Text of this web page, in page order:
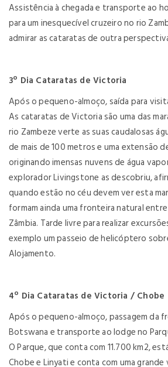
Assistência à chegada e transporte ao
para um inesquecível cruzeiro no rio
admirar as cataratas de outra
3º Dia Cataratas de Victoria
Após o pequeno-almoço, saída para
As cataratas de Victoria são uma das
rio Zambeze verte as suas caudalosas
de mais de 100 metros e uma extensão
originando imensas nuvens de água
explorador Livingstone as descobriu,
quando estão no céu devem ver esta
formam ainda uma fronteira natural
Zâmbia. Tarde livre para realizar
exemplo um passeio de helicóptero
Alojamento.
4º Dia Cataratas de Victoria / Chobe
Após o pequeno-almoço, passagem da
Botswana e transporte ao lodge no
O Parque, que conta com 11.700 km2,
Chobe e Linyati e conta com uma